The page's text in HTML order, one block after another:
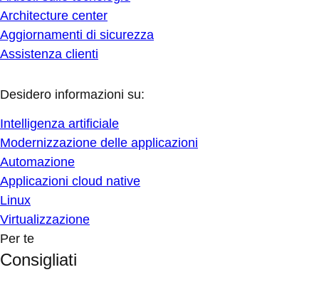
Architecture center
Aggiornamenti di sicurezza
Assistenza clienti
Desidero informazioni su:
Intelligenza artificiale
Modernizzazione delle applicazioni
Automazione
Applicazioni cloud native
Linux
Virtualizzazione
Per te
Consigliati